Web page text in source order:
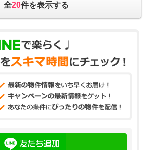
全20件を表示する